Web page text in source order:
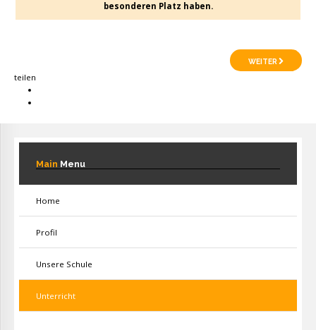
besonderen Platz haben.
WEITER
teilen
Main Menu
Home
Profil
Unsere Schule
Unterricht